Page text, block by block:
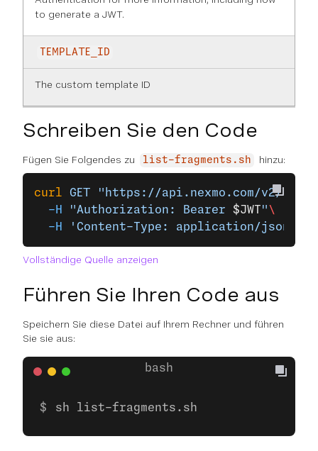
to generate a JWT.
TEMPLATE_ID
The custom template ID
Schreiben Sie den Code
Fügen Sie Folgendes zu list-fragments.sh hinzu:
curl GET "https://api.nexmo.com/v2/
  -H
"Authorization: Bearer $JWT" \
  -H
'Content-Type: application/json'
Vollständige Quelle anzeigen
Führen Sie Ihren Code aus
Speichern Sie diese Datei auf Ihrem Rechner und führen
Sie sie aus:
sh list-fragments.sh